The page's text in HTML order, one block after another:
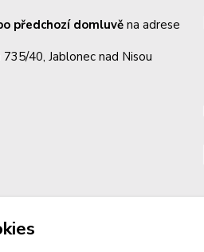
předchozí domluvě na adrese
735/40, Jablonec nad Nisou